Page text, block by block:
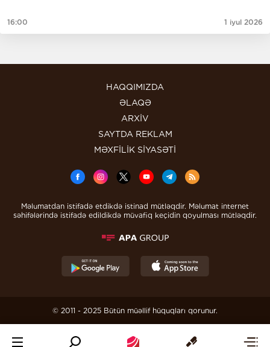
16:00 1 iyul 2026
HAQQIMIZDA
ƏLAQƏ
ARXİV
SAYTDA REKLAM
MƏXFİLİK SİYASƏTİ
Məlumatdan istifadə etdikdə istinad mütləqdir. Məlumat internet
səhifələrində istifadə edildikdə müvafiq keçidin qoyulması mütləqdir.
© 2011 - 2025 Bütün müəllif hüquqları qorunur.